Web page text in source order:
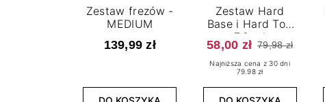
Zestaw frezów -
MEDIUM
139,99 zł
Zestaw Hard
Base i Hard Top
7,2 ml
58,00 zł 79,98 zł
Najniższa cena z 30 dni
79.98 zł